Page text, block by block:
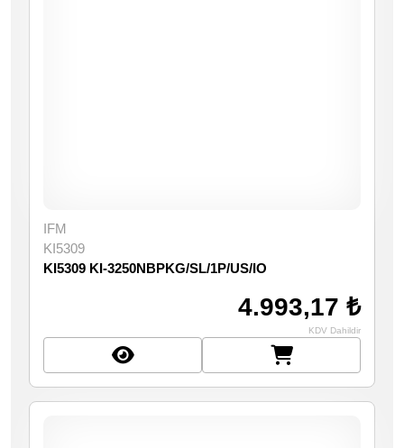
IFM
KI5309
KI5309 KI-3250NBPKG/SL/1P/US/IO
4.993,17 ₺
KDV Dahildir